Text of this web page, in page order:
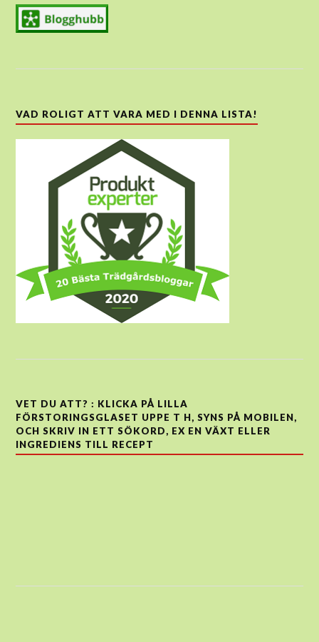
VAD ROLIGT ATT VARA MED I DENNA LISTA!
VET DU ATT? : KLICKA PÅ LILLA
FÖRSTORINGSGLASET UPPE T H, SYNS PÅ MOBILEN,
OCH SKRIV IN ETT SÖKORD, EX EN VÄXT ELLER
INGREDIENS TILL RECEPT